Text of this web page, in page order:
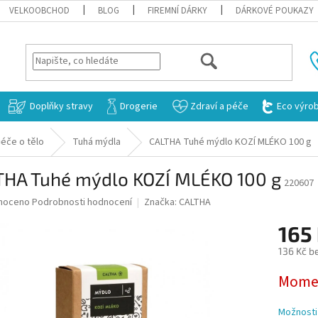
VELKOOBCHOD BLOG FIREMNÍ DÁRKY DÁRKOVÉ POUKAZY
HLEDAT
Doplňky stravy Drogerie Zdraví a péče Eco
o tělo Tuhá mýdla CALTHA Tuhé mýdlo KOZÍ MLÉKO 100 g
Tuhé mýdlo KOZÍ MLÉKO 100 g 220607
Podrobnosti hodnocení Značka: CALTHA
165
136 Kč
cena: